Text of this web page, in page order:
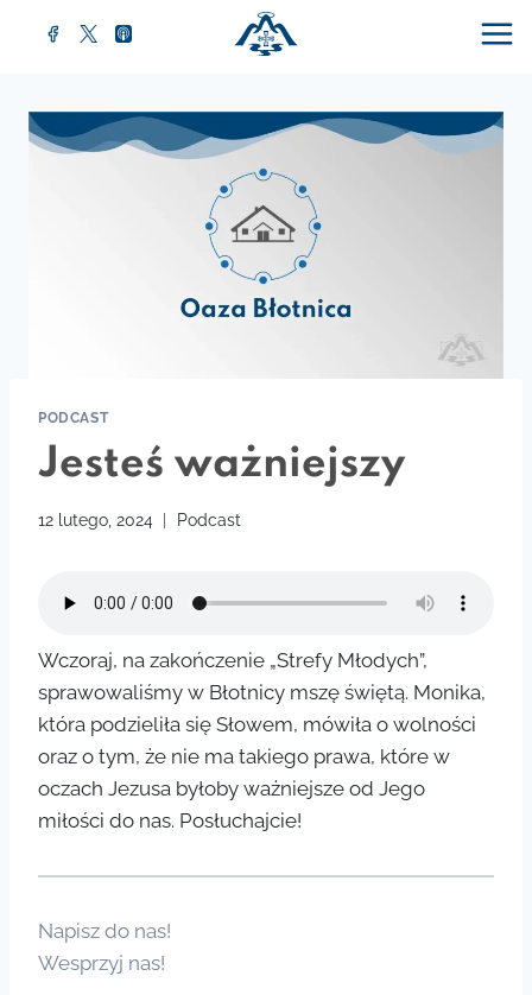
PODCAST
Jesteś ważniejszy
12 lutego, 2024 Podcast
Wczoraj, na zakończenie „Strefy Młodych”,
sprawowaliśmy w Błotnicy mszę świętą. Monika,
która podzieliła się Słowem, mówiła o wolności
oraz o tym, że nie ma takiego prawa, które w
oczach Jezusa byłoby ważniejsze od Jego
miłości do nas. Posłuchajcie!
Napisz do nas!
Wesprzyj nas!